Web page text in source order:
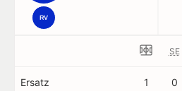
RV
SE
Ersatz 1 0